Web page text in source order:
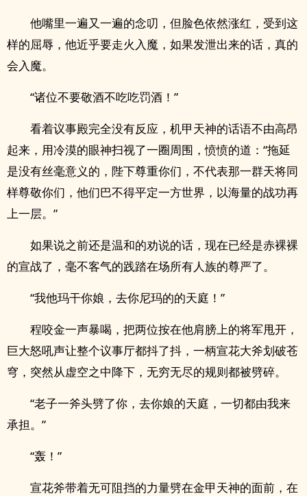
他嘴里一遍又一遍的念叨，但脸色依然涨红，受到这
样的屈辱，他近乎要走火入魔，如果发泄出来的话，真的
会入魔。
“诸位不要敬酒不吃吃罚酒！”
看着议事殿完全没有反应，机甲天神的话语不由高昂
起来，用冷漠的眼神扫视了一圈周围，愤愤的道：“拖延
是没有丝毫意义的，陛下尊重你们，不代表那一群天将同
样尊敬你们，他们巴不得平定一方世界，以海量的战功再
上一层。”
如果说之前还是温和的劝说的话，现在已经是赤裸裸
的宣战了，毫不客气的践踏在场所有人族的尊严了。
“我他玛干你娘，去你尼玛的的天庭！”
程咬金一声暴喝，把两位按在他肩膀上的将军甩开，
巨大怒吼声让整个议事厅都抖了抖，一柄宣花大斧划破苍
穹，突然从虚空之中降下，无穷无尽的规则都被劈碎。
“老子一斧头劈了你，去你娘的天庭，一切都由我来
承担。”
“轰！”
宣花斧带着无可阻挡的力量劈在金甲天神的面前，在